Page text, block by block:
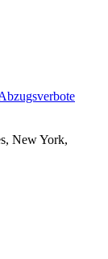
New York,